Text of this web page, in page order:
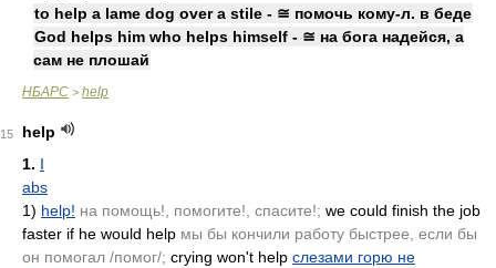
to help a lame dog over a stile - ≅ помочь кому-л. в беде
God helps him who helps himself - ≅ на бога надейся, а
сам не плошай
НБАРС > help
15
help
1. I
abs
1) help! на помощь!, помогите!, спасите!; we could finish the job
faster if he would help мы бы кончили работу быстрее, если бы
он помогал /помог/; crying won't help слезами горю не